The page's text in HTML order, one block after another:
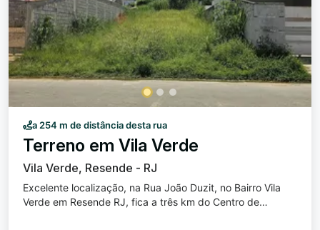
a 254 m de distância desta rua
Terreno em Vila Verde
Vila Verde, Resende - RJ
Excelente localização, na Rua João Duzit, no Bairro Vila
Verde em Resende RJ, fica a três km do Centro de